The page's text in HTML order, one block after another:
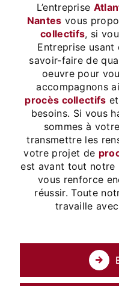
L’entreprise
Nantes vous
collectifs, si
Entreprise usant
savoir-faire de
oeuvre pour
accompagnons
procès collectifs
besoins. Si vous
sommes à
transmettre les
votre projet de
est avant tout notre
vous renforce
réussir. Toute
travaille